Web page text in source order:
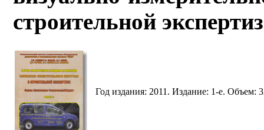
строительной
Год издания: 2011. Издание: 1-е. Объем: